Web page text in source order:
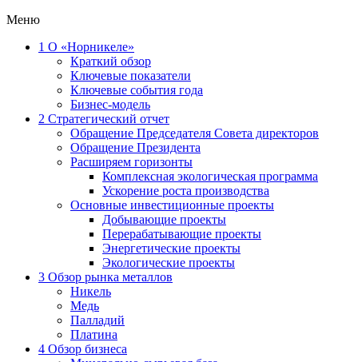
Меню
1 О «Норникеле»
Краткий обзор
Ключевые показатели
Ключевые события года
Бизнес-модель
2 Стратегический отчет
Обращение Председателя Совета директоров
Обращение Президента
Расширяем горизонты
Комплексная экологическая программа
Ускорение роста производства
Основные инвестиционные проекты
Добывающие проекты
Перерабатывающие проекты
Энергетические проекты
Экологические проекты
3 Обзор рынка металлов
Никель
Медь
Палладий
Платина
4 Обзор бизнеса